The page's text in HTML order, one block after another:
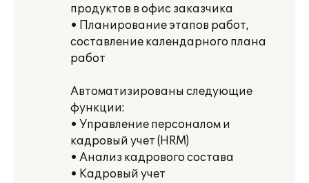
продуктов в офис заказчика
• Планирование этапов работ,
составление календарного плана
работ
Автоматизированы следующие
функции:
• Управление персоналом и
кадровый учет (HRM)
• Анализ кадрового состава
• Кадровый учет